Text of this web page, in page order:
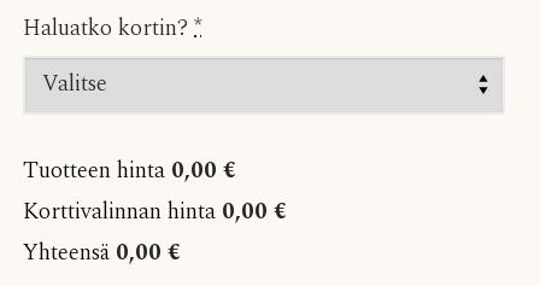
Haluatko kortin? *
Tuotteen hinta 0,00 €
Korttivalinnan hinta 0,00 €
Yhteensä 0,00 €